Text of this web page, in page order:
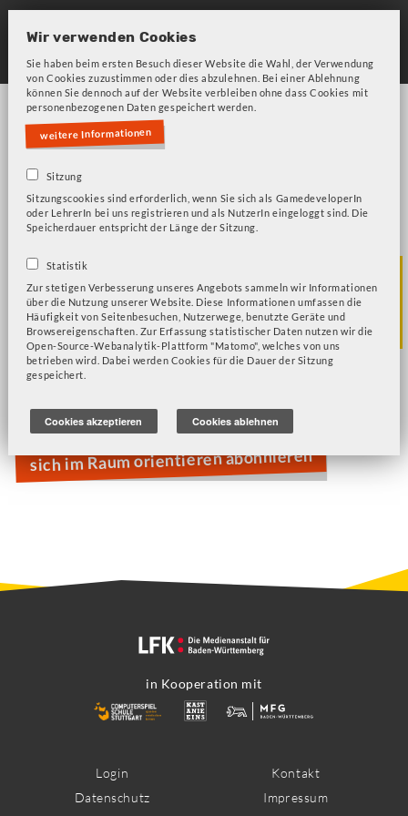
Skip
main
navigation
Fehlermeldung
Bitte beachten Sie unsere Frage zu Cookies!
sich im Raum
orientieren
Wir verwenden Cookies
Sie haben beim ersten Besuch dieser Website die Wahl, der Verwendung
von Cookies zuzustimmen oder dies abzulehnen. Bei einer Ablehnung
können Sie dennoch auf der Website verbleiben ohne dass Cookies mit
personenbezogenen Daten gespeichert werden.
weitere Informationen
Sitzung
Sitzungscookies sind erforderlich, wenn Sie sich als GamedeveloperIn
oder LehrerIn bei uns registrieren und als NutzerIn eingeloggt sind. Die
Speicherdauer entspricht der Länge der Sitzung.
Statistik
Zur stetigen Verbesserung unseres Angebots sammeln wir Informationen
über die Nutzung unserer Website. Diese Informationen umfassen die
Häufigkeit von Seitenbesuchen, Nutzerwege, benutzte Geräte und
Browsereigenschaften. Zur Erfassung statistischer Daten nutzen wir die
Open-Source-Webanalytik-Plattform "Matomo", welches von uns
betrieben wird. Dabei werden Cookies für die Dauer der Sitzung
gespeichert.
Cookies akzeptieren Cookies ablehnen
Minecraft
Die Sims
sich im Raum orientieren abonnieren
in Kooperation mit
Footer
Login
Kontakt
Datenschutz
Impressum